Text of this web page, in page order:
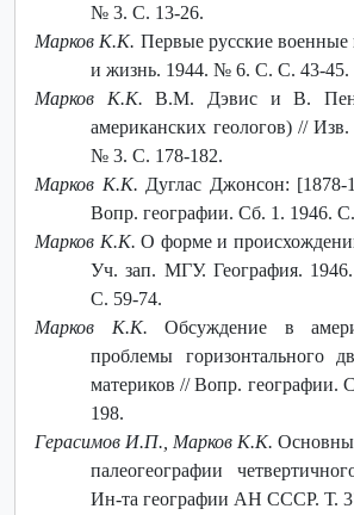
№ 3. С. 13-26.
Марков К.К. Первые русские военные
и жизнь. 1944. № 6. С. С. 43-45.
Марков К.К. В.М. Дэвис и В.
американских геологов) //
№ 3. С. 178-182.
Марков К.К. Дуглас Джонсон: [1878-
Вопр. географии. Сб. 1. 1946.
Марков К.К. О форме и
Уч. зап. МГУ. География.
С. 59-74.
Марков К.К. Обсуждение в
проблемы горизонтального
материков // Вопр. географии.
198.
Герасимов И.П., Марков К.К.
палеогеографии
Ин-та географии АН СССР. Т.